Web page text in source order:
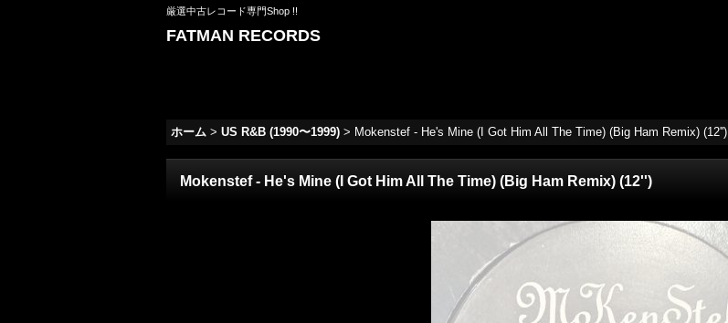
厳選中古レコード専門Shop !!
FATMAN RECORDS
ホーム > US R&B (1990〜1999) > Mokenstef - He's Mine (I Got Him All The Time) (Big Ham Remix) (12'')
Mokenstef - He's Mine (I Got Him All The Time) (Big Ham Remix) (12'')